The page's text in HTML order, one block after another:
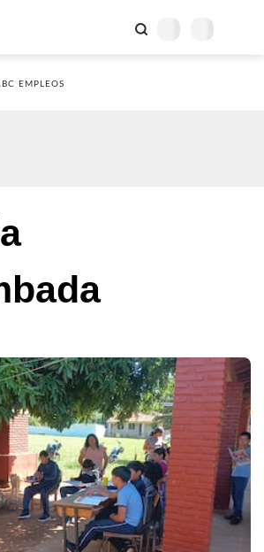
EMPLEOS